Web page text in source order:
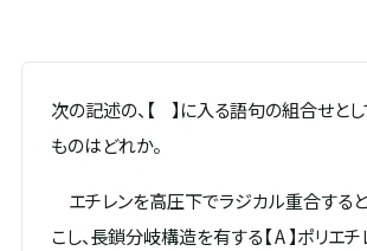
次の記述の、【 】に入る語句の組合せと
ものはどれか。
エチレンを高圧下でラジカル重合する
こし、長鎖分岐構造を有する【 A 】ポリエ